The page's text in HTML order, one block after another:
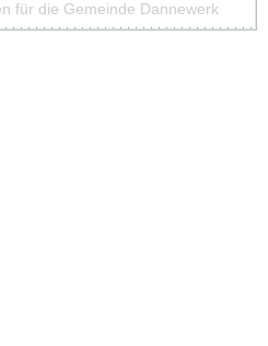
für die Gemeinde Dannewerk